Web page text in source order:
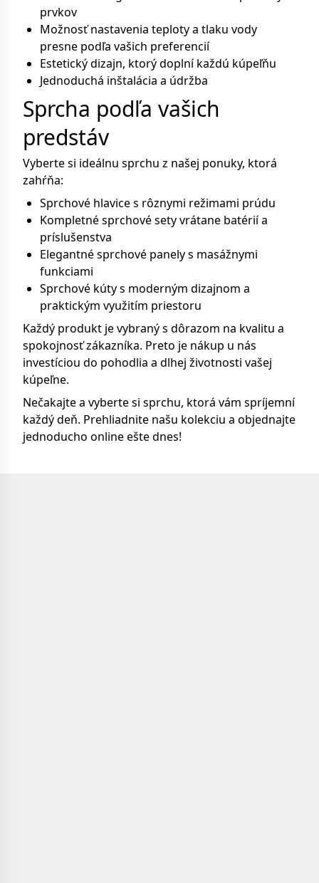
prvkov
Možnosť nastavenia teploty a tlaku vody
presne podľa vašich preferencií
Estetický dizajn, ktorý doplní každú kúpeľňu
Jednoduchá inštalácia a údržba
Sprcha podľa vašich
predstáv
Vyberte si ideálnu sprchu z našej ponuky, ktorá
zahŕňa:
Sprchové hlavice s rôznymi režimami prúdu
Kompletné sprchové sety vrátane batérií a
príslušenstva
Elegantné sprchové panely s masážnymi
funkciami
Sprchové kúty s moderným dizajnom a
praktickým využitím priestoru
Každý produkt je vybraný s dôrazom na kvalitu a
spokojnosť zákazníka. Preto je nákup u nás
investíciou do pohodlia a dlhej životnosti vašej
kúpeľne.
Nečakajte a vyberte si sprchu, ktorá vám spríjemní
každý deň. Prehliadnite našu kolekciu a objednajte
jednoducho online ešte dnes!